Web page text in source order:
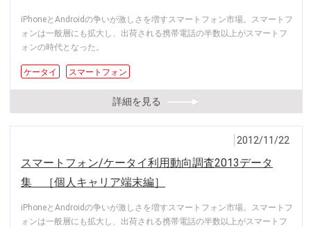
iPhoneとAndroidの争いが激しさを増すスマートフォン市場。スマートフ
ォンは一般層にも拡大し、出荷される携帯電話の半数以上がスマートフ
ォンの時代となった。
ケータイ スマートフォン
詳細を見る
2012/11/22
スマートフォン/ケータイ利用動向調査2013データ
集 ［個人キャリア端末編］
iPhoneとAndroidの争いが激しさを増すスマートフォン市場。スマートフ
ォンは一般層にも拡大し、出荷される携帯電話の半数以上がスマートフ